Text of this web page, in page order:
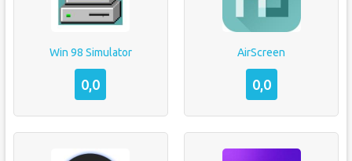
Win 98 Simulator
0,0
AirScreen
0,0